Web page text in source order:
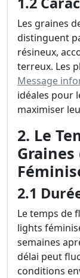
Les graines
distinguent
résineux,
terreux. Les
Message
idéales pour
maximiser
2. Le
2.1
Le temps de
lights
semaines
délai peut
conditions